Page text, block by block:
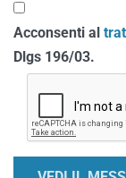
Acconsenti al
Dlgs 196/03.